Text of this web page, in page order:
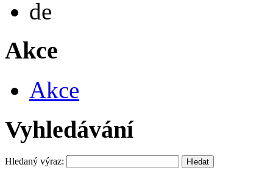
de
Akce
Akce
Vyhledávání
Hledaný výraz: